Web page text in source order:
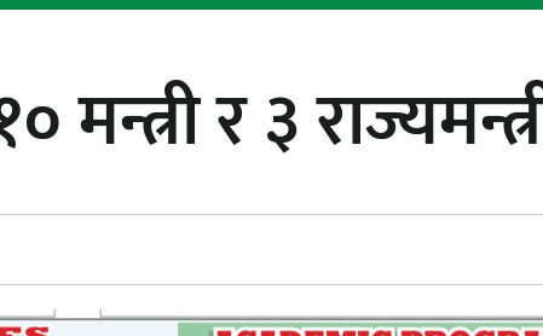
प्रदेश
प्रदेश
दायित्व महत्त्वपूर्ण हुन्छ : मेयर मण्डल
निकै बलियो र जीवन्त विकास
मन्त्री र ३